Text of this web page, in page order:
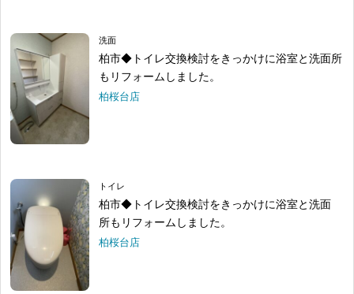
洗面
柏市◆トイレ交換検討をきっかけに浴室と洗面所
もリフォームしました。
柏桜台店
トイレ
柏市◆トイレ交換検討をきっかけに浴室と洗面
所もリフォームしました。
柏桜台店